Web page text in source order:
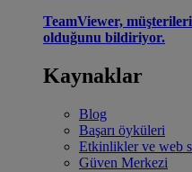
TeamViewer,
olduğunu bildiriyor.
Kaynaklar
Blog
Başarı öyküleri
Etkinlikler ve web
Güven Merkezi